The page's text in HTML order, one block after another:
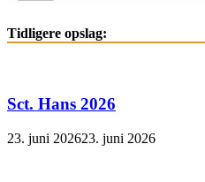
Tidligere opslag:
Sct. Hans 2026
23. juni 202623. juni 2026